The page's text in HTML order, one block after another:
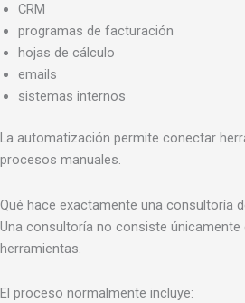
CRM
programas de facturación
hojas de cálculo
emails
sistemas internos
La automatización permite conectar
procesos manuales.
Qué hace exactamente una consultoría
Una consultoría no consiste únicamente
herramientas.
El proceso normalmente incluye: